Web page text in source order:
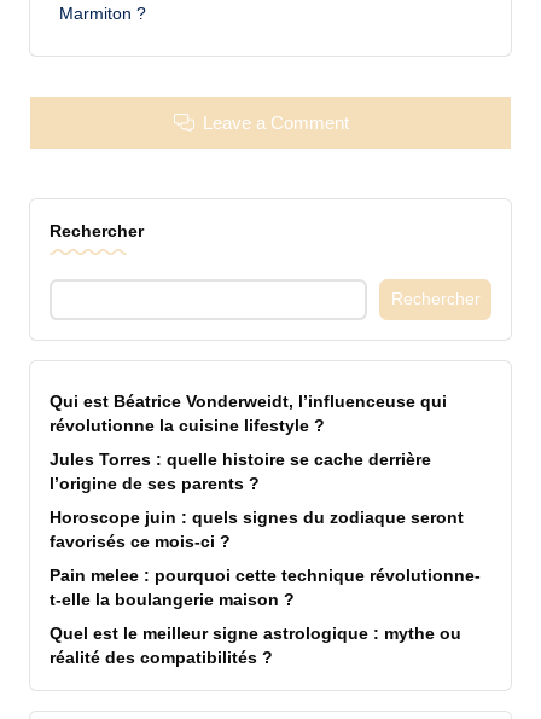
Marmiton ?
Leave a Comment
Rechercher
Rechercher
Qui est Béatrice Vonderweidt, l’influenceuse qui
révolutionne la cuisine lifestyle ?
Jules Torres : quelle histoire se cache derrière
l’origine de ses parents ?
Horoscope juin : quels signes du zodiaque seront
favorisés ce mois-ci ?
Pain melee : pourquoi cette technique révolutionne-
t-elle la boulangerie maison ?
Quel est le meilleur signe astrologique : mythe ou
réalité des compatibilités ?